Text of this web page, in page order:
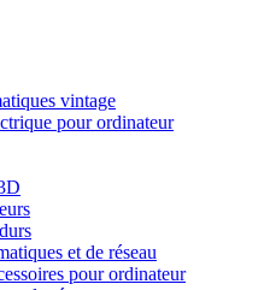
vintage
pour ordinateur
et de réseau
pour ordinateur